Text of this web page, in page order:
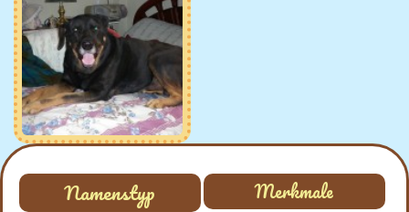
Namenstyp Merkmale